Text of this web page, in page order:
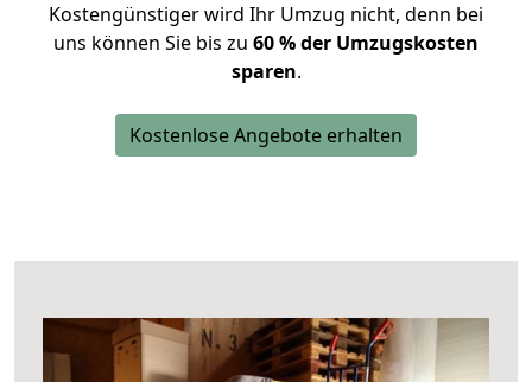
Kostengünstiger wird Ihr Umzug nicht, denn bei
uns können Sie bis zu 60 % der Umzugskosten
sparen.
Kostenlose Angebote erhalten